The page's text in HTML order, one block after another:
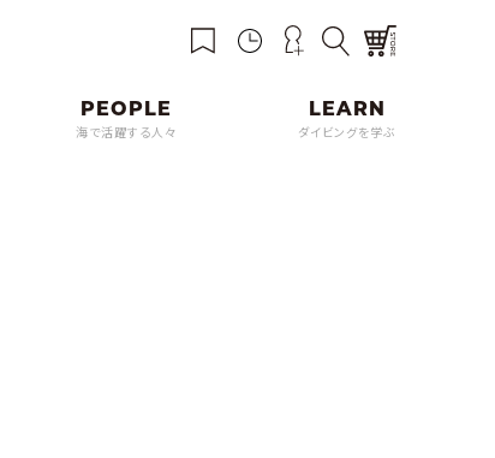
海で活躍する人々 ダイビングを学ぶ